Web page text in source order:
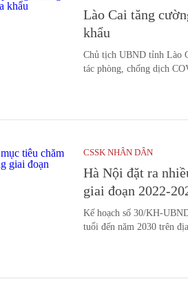
Lào Cai tăng
khẩu
Chủ tịch UBND tỉnh Lào
tác phòng, chống dịch
CSSK NHÂN DÂN
Hà Nội đặt ra
giai đoạn 2022-
Kế hoạch số 30/KH-
tuổi đến năm 2030 trên